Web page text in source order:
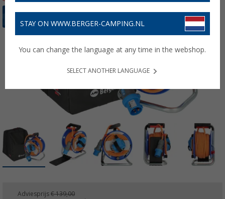
Adviesprijs € 139,00
STAY ON WWW.BERGER-CAMPING.NL
You can change the language at any time in the webshop.
SELECT ANOTHER LANGUAGE